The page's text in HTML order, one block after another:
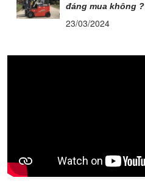
đáng mua không ?
23/03/2024